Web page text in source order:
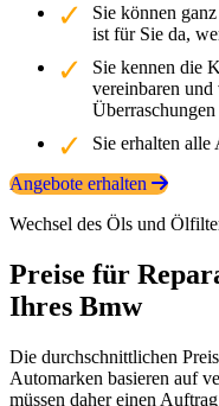
Sie können
ist für Sie da,
Sie kennen die
vereinbaren und
Überraschungen
Sie erhalten
Angebote erhalten
Wechsel des Öls und
Preise für
Ihres Bmw
Die durchschnittlichen
Automarken basieren auf
müssen daher einen